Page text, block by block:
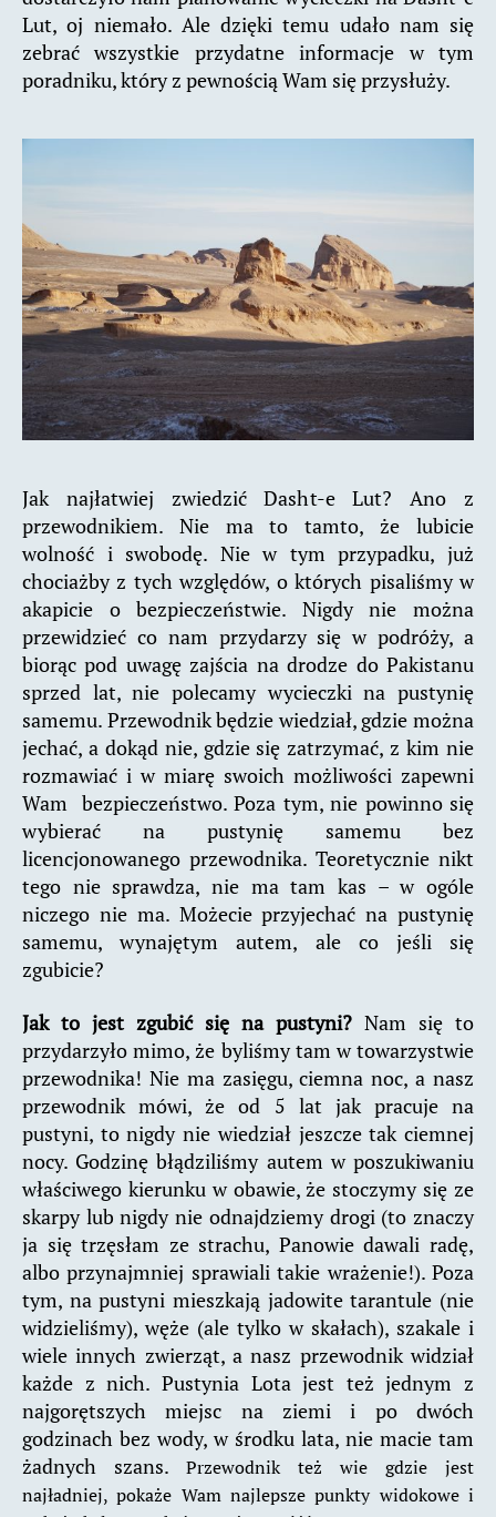
Lut, oj niemało. Ale dzięki temu udało nam się
zebrać wszystkie przydatne informacje w tym
poradniku, który z pewnością Wam się przysłuży.
Jak najłatwiej zwiedzić Dasht-e Lut? Ano z
przewodnikiem. Nie ma to tamto, że lubicie
wolność i swobodę. Nie w tym przypadku, już
chociażby z tych względów, o których pisaliśmy w
akapicie o bezpieczeństwie. Nigdy nie można
przewidzieć co nam przydarzy się w podróży, a
biorąc pod uwagę zajścia na drodze do Pakistanu
sprzed lat, nie polecamy wycieczki na pustynię
samemu. Przewodnik będzie wiedział, gdzie można
jechać, a dokąd nie, gdzie się zatrzymać, z kim nie
rozmawiać i w miarę swoich możliwości zapewni
Wam bezpieczeństwo. Poza tym, nie powinno się
wybierać na pustynię samemu bez
licencjonowanego przewodnika. Teoretycznie nikt
tego nie sprawdza, nie ma tam kas – w ogóle
niczego nie ma. Możecie przyjechać na pustynię
samemu, wynajętym autem, ale co jeśli się
zgubicie?
Jak to jest zgubić się na pustyni? Nam się to
przydarzyło mimo, że byliśmy tam w towarzystwie
przewodnika! Nie ma zasięgu, ciemna noc, a nasz
przewodnik mówi, że od 5 lat jak pracuje na
pustyni, to nigdy nie wiedział jeszcze tak ciemnej
nocy. Godzinę błądziliśmy autem w poszukiwaniu
właściwego kierunku w obawie, że stoczymy się ze
skarpy lub nigdy nie odnajdziemy drogi (to znaczy
ja się trzęsłam ze strachu, Panowie dawali radę,
albo przynajmniej sprawiali takie wrażenie!). Poza
tym, na pustyni mieszkają jadowite tarantule (nie
widzieliśmy), węże (ale tylko w skałach), szakale i
wiele innych zwierząt, a nasz przewodnik widział
każde z nich. Pustynia Lota jest też jednym z
najgorętszych miejsc na ziemi i po dwóch
godzinach bez wody, w środku lata, nie macie tam
żadnych szans. Przewodnik też wie gdzie jest
najładniej, pokaże Wam najlepsze punkty widokowe i